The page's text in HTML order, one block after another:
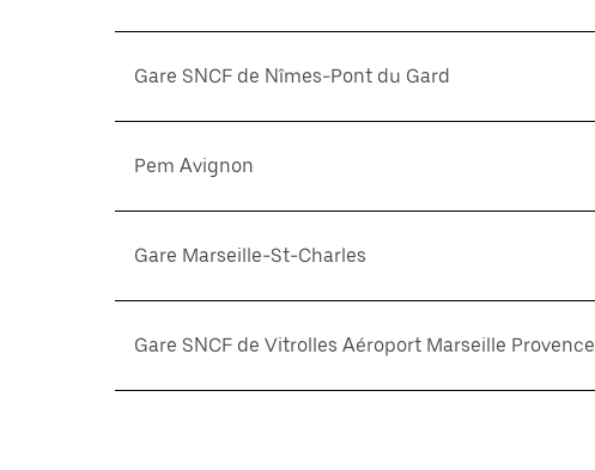
Gare SNCF de Nîmes-Pont du Gard
Pem Avignon
Gare Marseille-St-Charles
Gare SNCF de Vitrolles Aéroport Marseille Provence